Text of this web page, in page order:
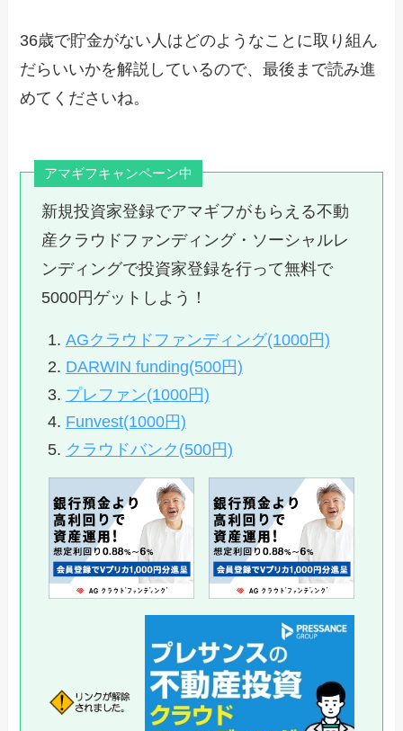
36歳で貯金がない人はどのようなことに取り組ん
だらいいかを解説しているので、最後まで読み進
めてくださいね。
アマギフキャンペーン中
新規投資家登録でアマギフがもらえる不動
産クラウドファンディング・ソーシャルレ
ンディングで投資家登録を行って無料で
5000円ゲットしよう！
AGクラウドファンディング(1000円)
DARWIN funding(500円)
プレファン(1000円)
Funvest(1000円)
クラウドバンク(500円)